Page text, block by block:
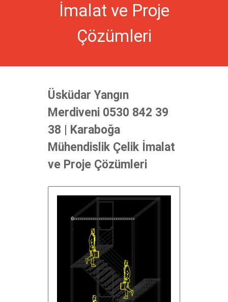
İmalat ve Proje
Çözümleri
Üsküdar Yangın
Merdiveni 0530 842 39
38 | Karaboğa
Mühendislik Çelik İmalat
ve Proje Çözümleri